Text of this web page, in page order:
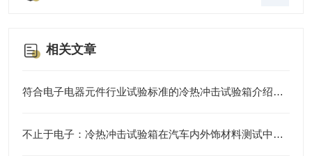
相关文章
符合电子电器元件行业试验标准的冷热冲击试验箱介绍与产品推荐
不止于电子：冷热冲击试验箱在汽车内外饰材料测试中的关键角色